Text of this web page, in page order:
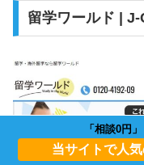
留学ワールド |
「相談0円
当サイトで人